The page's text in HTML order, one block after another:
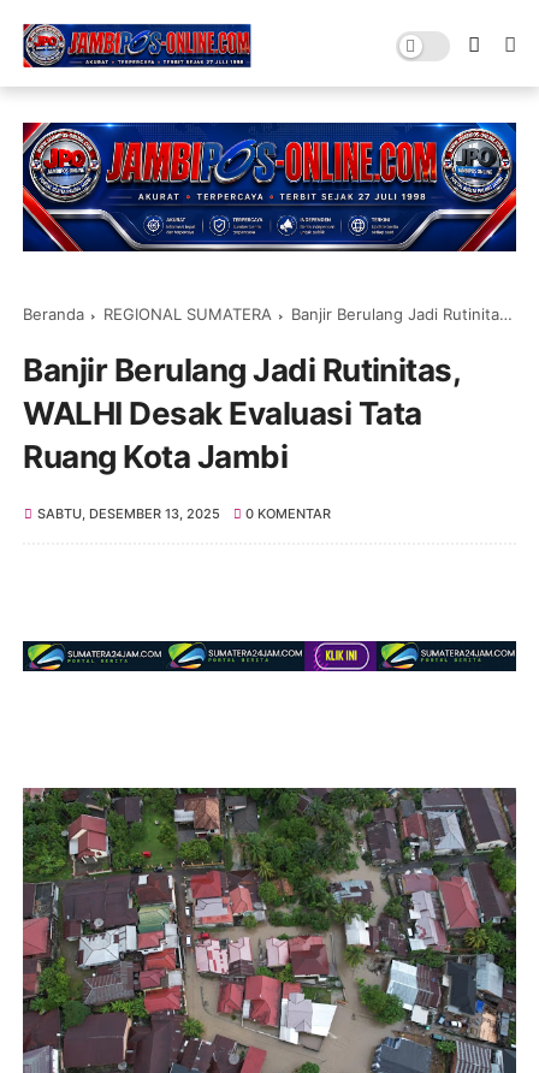
Beranda REGIONAL SUMATERA Banjir Berulang Jadi Rutinitas, WALHI Desak Evaluasi Tata Ruang Kota Jambi
Banjir Berulang Jadi Rutinitas,
WALHI Desak Evaluasi Tata
Ruang Kota Jambi
SABTU, DESEMBER 13, 2025 0 KOMENTAR